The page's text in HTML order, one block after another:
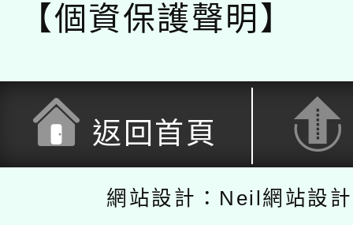
【個資保護聲明】
返回首頁
網站設計：Neil網站設